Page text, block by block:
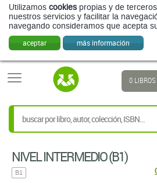
Utilizamos cookies propias y de
nuestros servicios y facilitar la
navegando consideramos que acepta
aceptar más información
0 LIBROS
NIVEL INTERMEDIO (B1)
B1